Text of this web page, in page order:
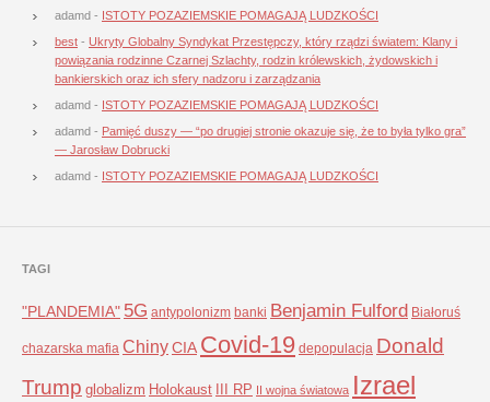
adamd - ISTOTY POZAZIEMSKIE POMAGAJĄ LUDZKOŚCI
best - Ukryty Globalny Syndykat Przestępczy, który rządzi światem: Klany i
powiązania rodzinne Czarnej Szlachty, rodzin królewskich, żydowskich i
bankierskich oraz ich sfery nadzoru i zarządzania
adamd - ISTOTY POZAZIEMSKIE POMAGAJĄ LUDZKOŚCI
adamd - Pamięć duszy — “po drugiej stronie okazuje się, że to była tylko gra”
— Jarosław Dobrucki
adamd - ISTOTY POZAZIEMSKIE POMAGAJĄ LUDZKOŚCI
TAGI
"PLANDEMIA" 5G antypolonizm banki Benjamin Fulford Białoruś
chazarska mafia ChinyCIA Covid-19 depopulacja Donald
Trump globalizm Holokaust III RP II wojna światowa Izrael